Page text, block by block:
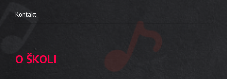
Kontakt
O ŠKOLI